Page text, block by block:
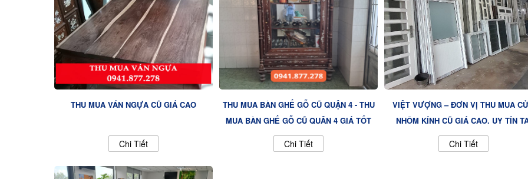
THU MUA VÁN NGỰA CŨ GIÁ CAO
Chi Tiết
THU MUA BÀN GHẾ GỖ CŨ QUẬN 4 - THU
MUA BÀN GHẾ GỖ CŨ QUẬN 4 GIÁ TỐT
Chi Tiết
VIỆT VƯỢNG – ĐƠN VỊ THU MUA
NHÔM KÍNH CŨ GIÁ CAO, UY TÍN
TP.HCM VÀ CÁC TỈNH LÂN CẬN
Chi Tiết